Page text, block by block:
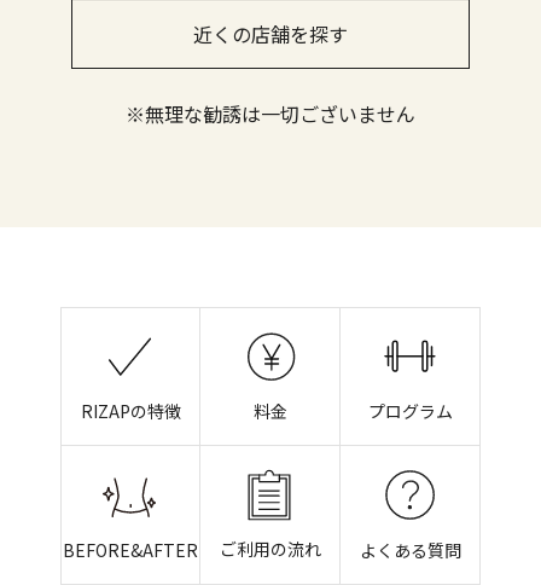
近くの店舗を探す
※無理な勧誘は一切ございません
RIZAPの特徴 料金 プログラム
BEFORE&AFTER ご利用の流れ よくある質問